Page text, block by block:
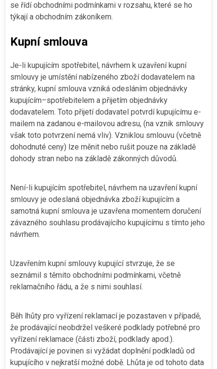
se řídí obchodními podmínkami v rozsahu, které se ho
týkají a obchodním zákoníkem.
Kupní smlouva
Je-li kupujícím spotřebitel, návrhem k uzavření kupní
smlouvy je umístění nabízeného zboží dodavatelem na
stránky, kupní smlouva vzniká odesláním objednávky
kupujícím–spotřebitelem a přijetím objednávky
dodavatelem. Toto přijetí dodavatel potvrdí kupujícímu e-
mailem na zadanou e-mailovou adresu, (na vznik smlouvy
však toto potvrzení nemá vliv). Vzniklou smlouvu (včetně
dohodnuté ceny) lze měnit nebo rušit pouze na základě
dohody stran nebo na základě zákonných důvodů.
Není-li kupujícím spotřebitel, návrhem na uzavření kupní
smlouvy je odeslaná objednávka zboží kupujícím a
samotná kupní smlouva je uzavřena momentem doručení
závazného souhlasu prodávajícího kupujícímu s tímto jeho
návrhem.
Uzavřením kupní smlouvy kupující stvrzuje, že se
seznámil s těmito obchodními podmínkami, včetně
reklamačního řádu, a že s nimi souhlasí.
Běh lhůty pro vyřízení reklamací je pozastaven v případě,
že prodávající neobdržel veškeré podklady potřebné pro
vyřízení reklamace (části zboží, podklady apod.).
Prodávající je povinen si vyžádat doplnění podkladů od
kupujícího v nejkratší možné době. Lhůta je od tohoto data